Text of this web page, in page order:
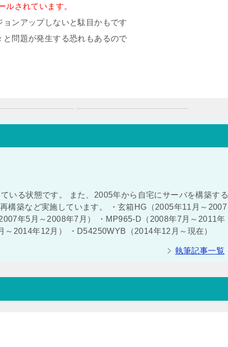
ルされています。
ンアップしないと駄目かもです
問題が発生する恐れもあるので
いる状態です。 また、2005年から自宅にサーバを構築する
構築など実施しています。 ・玄箱HG（2005年11月～2007
年5月～2008年7月） ・MP965-D（2008年7月～2011年
2014年12月） ・D54250WYB（2014年12月～現在）
執筆記事一覧